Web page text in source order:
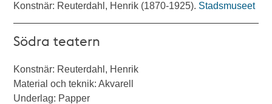
Konstnär: Reuterdahl, Henrik (1870-1925). Stadsmuseet
Södra teatern
Konstnär: Reuterdahl, Henrik
Material och teknik: Akvarell
Underlag: Papper